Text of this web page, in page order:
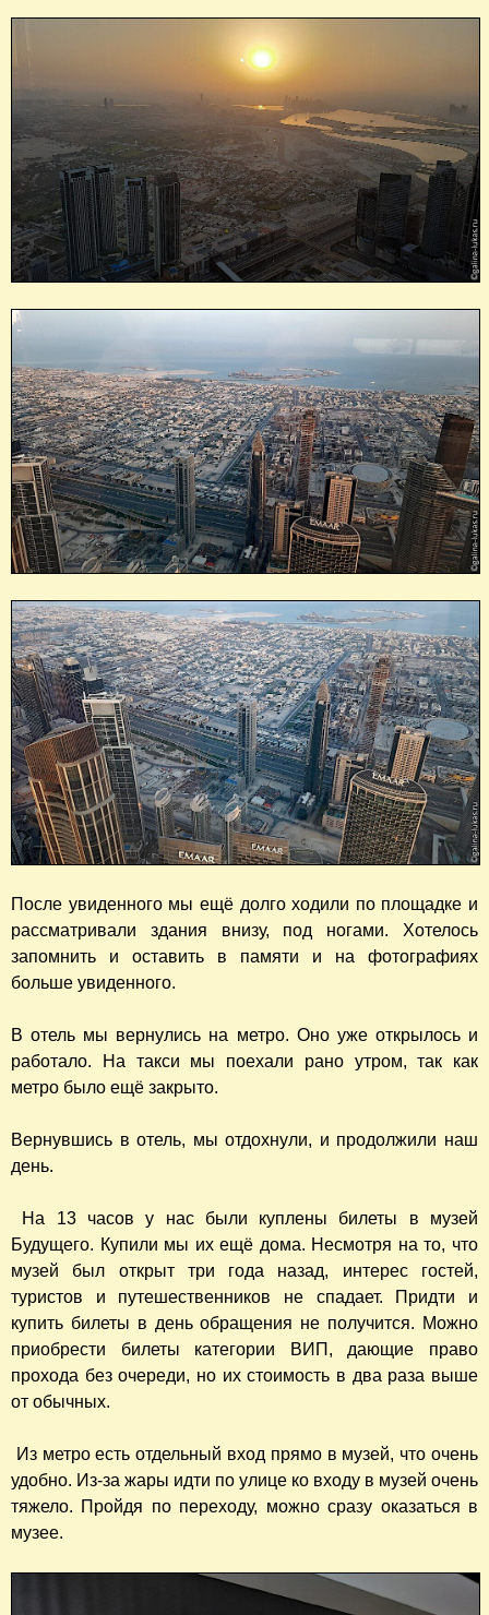
После увиденного мы ещё долго ходили по площадке и
рассматривали здания внизу, под ногами. Хотелось
запомнить и оставить в памяти и на фотографиях
больше увиденного.
В отель мы вернулись на метро. Оно уже открылось и
работало. На такси мы поехали рано утром, так как
метро было ещё закрыто.
Вернувшись в отель, мы отдохнули, и продолжили наш
день.
На 13 часов у нас были куплены билеты в музей
Будущего. Купили мы их ещё дома. Несмотря на то, что
музей был открыт три года назад, интерес гостей,
туристов и путешественников не спадает. Придти и
купить билеты в день обращения не получится. Можно
приобрести билеты категории ВИП, дающие право
прохода без очереди, но их стоимость в два раза выше
от обычных.
Из метро есть отдельный вход прямо в музей, что очень
удобно. Из-за жары идти по улице ко входу в музей очень
тяжело. Пройдя по переходу, можно сразу оказаться в
музее.